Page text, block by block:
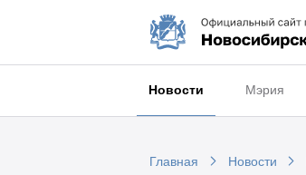
Новости Мэрия
Главная Новости